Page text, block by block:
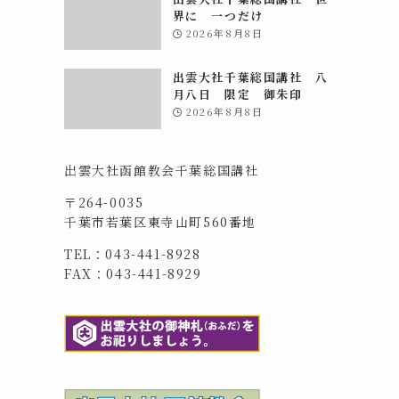
界に 一つだけ
2026年8月8日
出雲大社千葉総国講社 八
月八日 限定 御朱印
2026年8月8日
出雲大社函館教会千葉総国講社
〒264-0035
千葉市若葉区東寺山町560番地
TEL：043-441-8928
FAX：043-441-8929